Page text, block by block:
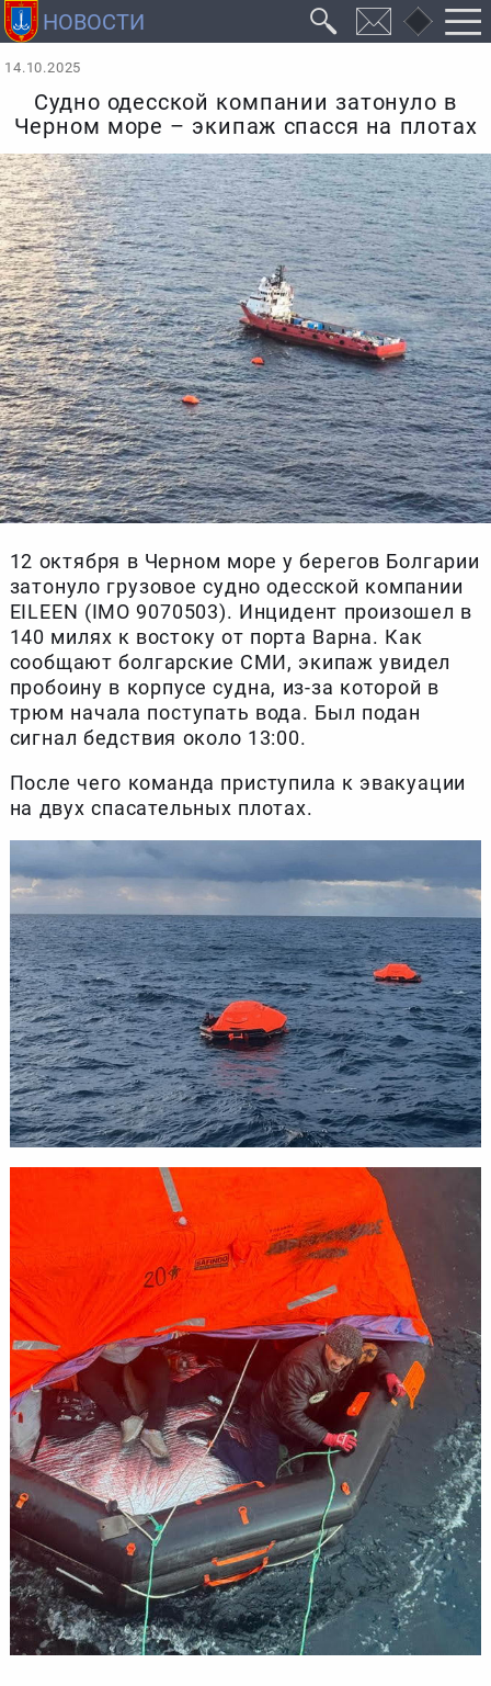
14.10.2025
Судно одесской компании затонуло в
Черном море – экипаж спасся на плотах
12 октября в Черном море у берегов Болгарии
затонуло грузовое судно одесской компании
EILEEN (IMO 9070503). Инцидент произошел в
140 милях к востоку от порта Варна. Как
сообщают болгарские СМИ, экипаж увидел
пробоину в корпусе судна, из-за которой в
трюм начала поступать вода. Был подан
сигнал бедствия около 13:00.
После чего команда приступила к эвакуации
на двух спасательных плотах.